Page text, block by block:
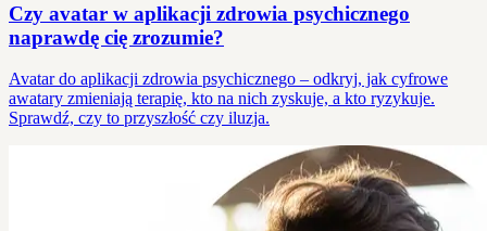
Czy avatar w aplikacji zdrowia psychicznego
naprawdę cię zrozumie?
Avatar do aplikacji zdrowia psychicznego – odkryj, jak cyfrowe
awatary zmieniają terapię, kto na nich zyskuje, a kto ryzykuje.
Sprawdź, czy to przyszłość czy iluzja.